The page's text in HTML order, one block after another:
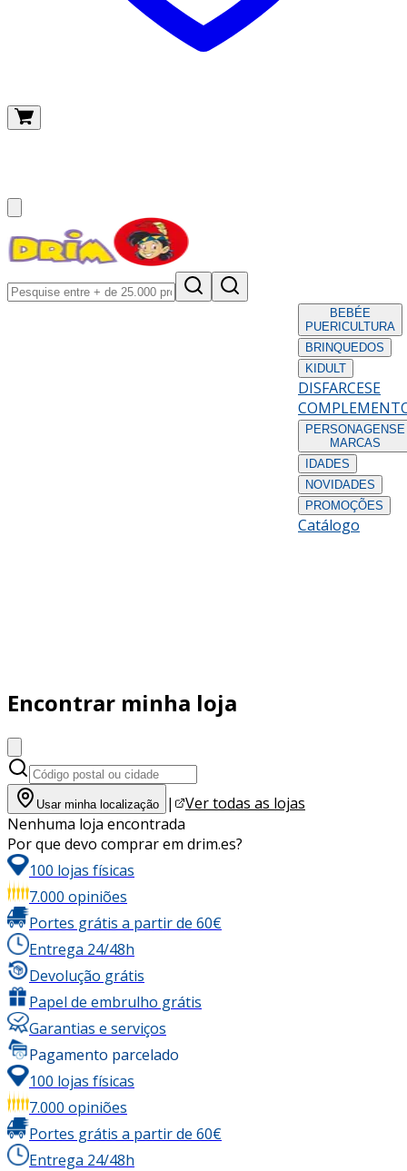
BEBÉE
PUERICULTURA
BRINQUEDOS
KIDULT
DISFARCESE
PERSONAGENS E
MARCAS
IDADES
NOVIDADES
PROMOÇÕES
Catálogo
Encontrar minha loja
Usar minha localização |
Ver todas as lojas
Nenhuma loja encontrada
Por que devo comprar em drim.es?
100 lojas físicas
7.000 opiniões
Portes grátis a partir de 60€
Entrega 24/48h
Devolução grátis
Papel de embrulho grátis
Garantias e serviços
Pagamento parcelado
100 lojas físicas
7.000 opiniões
Portes grátis a partir de 60€
Entrega 24/48h